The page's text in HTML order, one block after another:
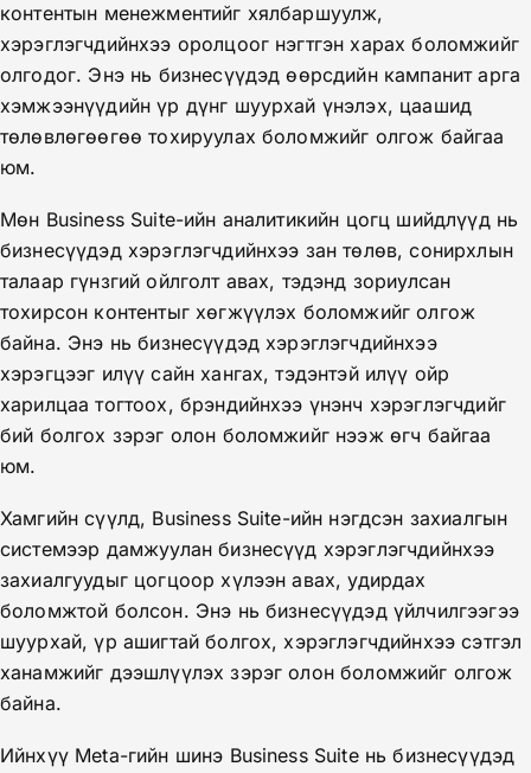
контентын менежментийг хялбаршуулж,
хэрэглэгчдийнхээ оролцоог нэгтгэн харах боломжийг
олгодог. Энэ нь бизнесүүдэд өөрсдийн кампанит арга
хэмжээнүүдийн үр дүнг шуурхай үнэлэх, цаашид
төлөвлөгөөгөө тохируулах боломжийг олгож байгаа
юм.
Мөн Business Suite-ийн аналитикийн цогц шийдлүүд нь
бизнесүүдэд хэрэглэгчдийнхээ зан төлөв, сонирхлын
талаар гүнзгий ойлголт авах, тэдэнд зориулсан
тохирсон контентыг хөгжүүлэх боломжийг олгож
байна. Энэ нь бизнесүүдэд хэрэглэгчдийнхээ
хэрэгцээг илүү сайн хангах, тэдэнтэй илүү ойр
харилцаа тогтоох, брэндийнхээ үнэнч хэрэглэгчдийг
бий болгох зэрэг олон боломжийг нээж өгч байгаа
юм.
Хамгийн сүүлд, Business Suite-ийн нэгдсэн захиалгын
системээр дамжуулан бизнесүүд хэрэглэгчдийнхээ
захиалгуудыг цогцоор хүлээн авах, удирдах
боломжтой болсон. Энэ нь бизнесүүдэд үйлчилгээгээ
шуурхай, үр ашигтай болгох, хэрэглэгчдийнхээ сэтгэл
ханамжийг дээшлүүлэх зэрэг олон боломжийг олгож
байна.
Ийнхүү Meta-гийн шинэ Business Suite нь бизнесүүдэд